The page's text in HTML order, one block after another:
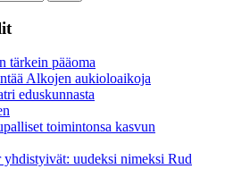
tärkein pääoma
Alkojen aukioloaikoja
eduskunnasta
toimintonsa kasvun
yhdistyivät: uudeksi nimeksi Rud